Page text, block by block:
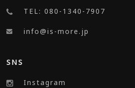
TEL: 080-1340-7907
info@is-more.jp
SNS
Instagram